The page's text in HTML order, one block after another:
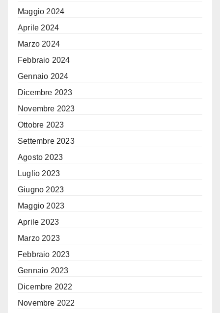
Maggio 2024
Aprile 2024
Marzo 2024
Febbraio 2024
Gennaio 2024
Dicembre 2023
Novembre 2023
Ottobre 2023
Settembre 2023
Agosto 2023
Luglio 2023
Giugno 2023
Maggio 2023
Aprile 2023
Marzo 2023
Febbraio 2023
Gennaio 2023
Dicembre 2022
Novembre 2022